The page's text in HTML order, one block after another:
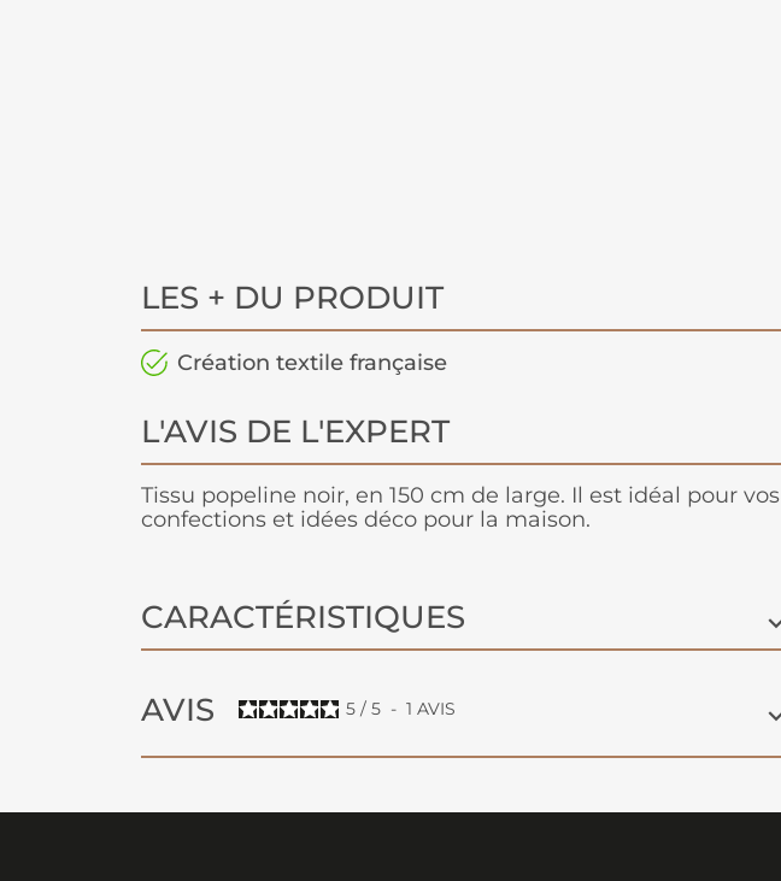
LES + DU PRODUIT
Création textile française
L'AVIS DE L'EXPERT
Tissu popeline noir, en 150 cm de large. Il est idéal pour vos
confections et idées déco pour la maison.
CARACTÉRISTIQUES
AVIS 5 / 5 - 1 AVIS